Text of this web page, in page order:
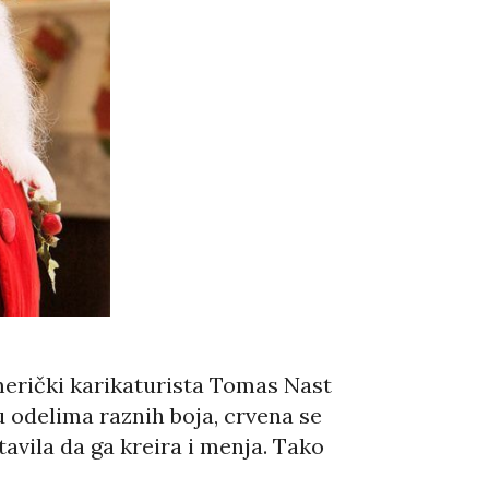
karikaturista Tomas Nast
raznih boja, crvena se
da ga kreira i menja. Tako